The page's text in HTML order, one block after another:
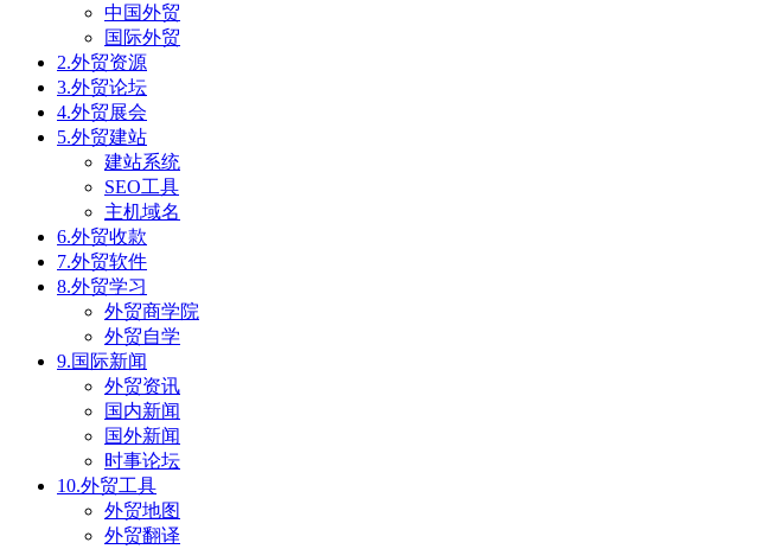
中国外贸
国际外贸
2.外贸资源
3.外贸论坛
4.外贸展会
5.外贸建站
建站系统
SEO工具
主机域名
6.外贸收款
7.外贸软件
8.外贸学习
外贸商学院
外贸自学
9.国际新闻
外贸资讯
国内新闻
国外新闻
时事论坛
10.外贸工具
外贸地图
外贸翻译